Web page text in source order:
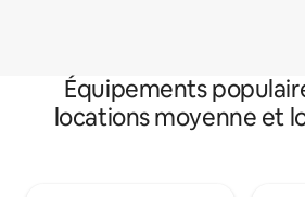
Équipements
locations moyenne et